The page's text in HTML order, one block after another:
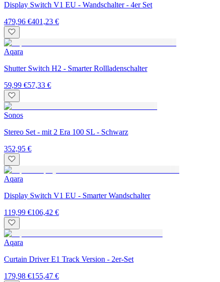
Display Switch V1 EU - Wandschalter - 4er Set
479,96 €401,23 €
Aqara
Shutter Switch H2 - Smarter Rollladenschalter
59,99 €57,33 €
Sonos
Stereo Set - mit 2 Era 100 SL - Schwarz
352,95 €
Aqara
Display Switch V1 EU - Smarter Wandschalter
119,99 €106,42 €
Aqara
Curtain Driver E1 Track Version - 2er-Set
179,98 €155,47 €